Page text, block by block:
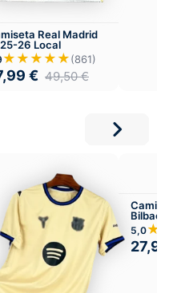
Real Madrid
26 Local
★★★★★(861)
€ 49,50€
Bilbao
5,0
27,99